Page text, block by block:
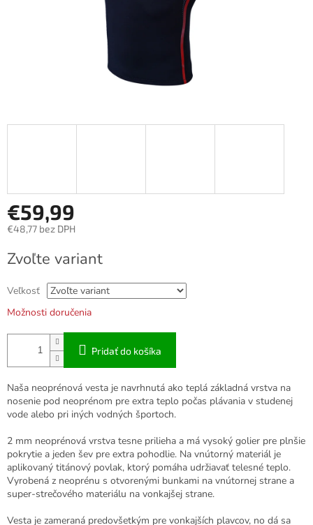
€59,99
€48,77 bez DPH
cena:
Zvoľte variant
Veľkosť
Možnosti doručenia
Pridať do košíka
Naša neoprénová vesta je navrhnutá ako teplá základná vrstva na
nosenie pod neoprénom pre extra teplo počas plávania v studenej
vode alebo pri iných vodných športoch.
2 mm neoprénová vrstva tesne prilieha a má vysoký golier pre plnšie
pokrytie a jeden šev pre extra pohodlie. Na vnútorný materiál je
aplikovaný titánový povlak, ktorý pomáha udržiavať telesné teplo.
Vyrobená z neoprénu s otvorenými bunkami na vnútornej strane a
super-strečového materiálu na vonkajšej strane.
Vesta je zameraná predovšetkým pre vonkajších plavcov, no dá sa